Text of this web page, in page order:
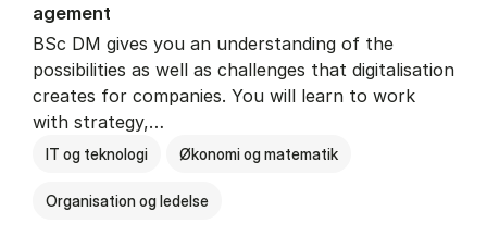
age­ment
BSc DM gives you an understanding of the
possibilities as well as challenges that digitalisation
creates for companies. You will learn to work
with strategy,…
IT og teknologi Økonomi og matematik
Organisation og ledelse